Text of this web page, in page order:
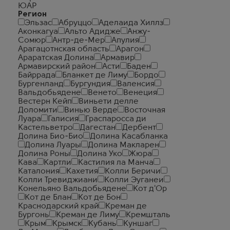
ЮАР
Регион
Эльзас
Абруццо
Аделаида Хиллз
Аконкагуа
Альто Адидже
Анжу-
Сомюр
Антр-де-Мер
Апулия
Арагацотнская область
Арагон
Араратская Долина
Армавир
Армавирский район
Асти
Баден
Байррада
Бланкет де Лиму
Бордо
Бургенланд
Бургундия
Валенсия
Вальдобьядене
Венето
Венеция
Вестерн Кейп
Виньети делле
Доломити
Винью Верде
Восточная
Луара
Галисия
Граспаросса ди
Кастельветро
Дагестан
Дербент
Долина Био-Био
Долина Касабланка
Долина Луары
Долина Макларен
Долина Роны
Долина Уко
Жюра
Кава
Картли
Кастилия ла Манча
Каталония
Кахетия
Колли Беричи
Колли Тревиджиани
Колли Эуганеи
Конельяно Вальдобьядене
Кот д'Ор
Кот де Блан
Кот де Бон
Краснодарский край
Креман де
Бургонь
Креман де Лиму
Кремшталь
Крым
Крымск Кубань
Куншаг